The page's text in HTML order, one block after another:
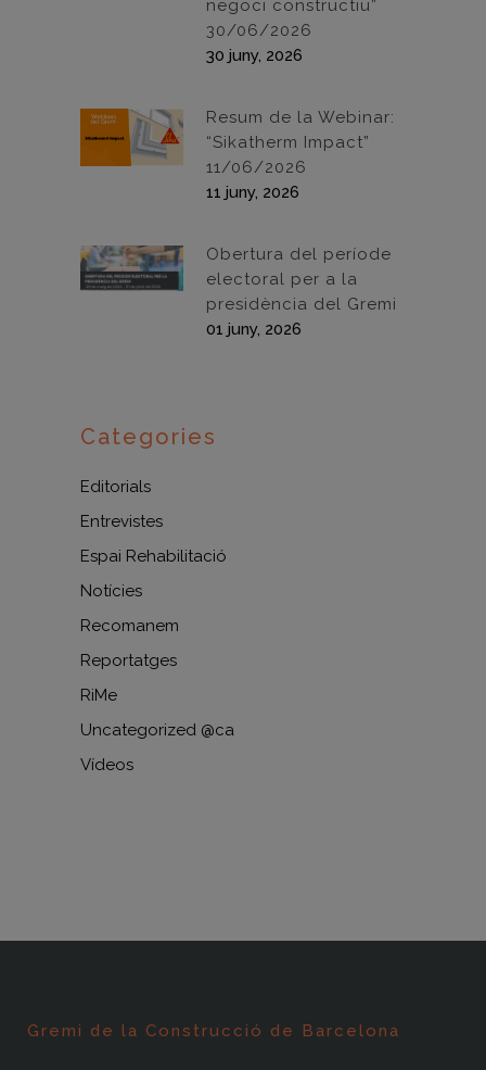
negoci constructiu”
30/06/2026
30 juny, 2026
Resum de la Webinar:
“Sikatherm Impact”
11/06/2026
11 juny, 2026
Obertura del període
electoral per a la
presidència del Gremi
01 juny, 2026
Categories
Editorials
Entrevistes
Espai Rehabilitació
Notícies
Recomanem
Reportatges
RiMe
Uncategorized @ca
Vídeos
Gremi de la Construcció de Barcelona